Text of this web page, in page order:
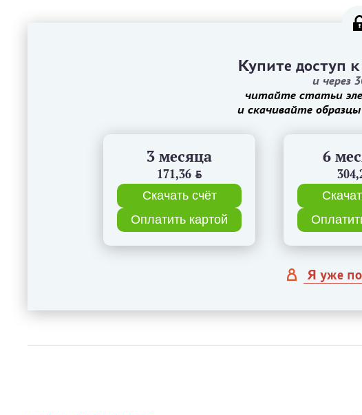
Купите доступ
и через
читайте статьи
и скачивайте
3 месяца
171,36 BYN
Скачать счёт
Оплатить картой
6
Я уже